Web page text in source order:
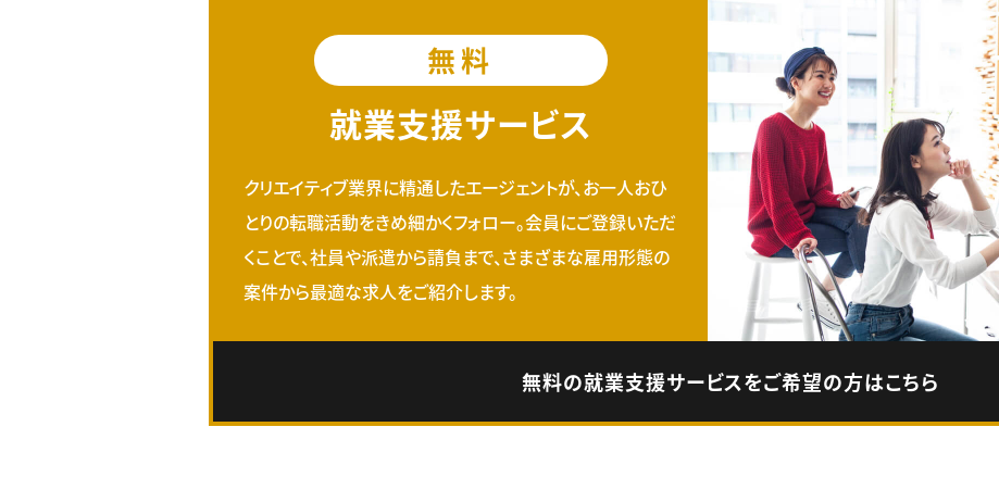
無料
就業支援サービス
クリエイティブ業界に精通したエージェントが、お一人おひ
とりの転職活動をきめ細かくフォロー。会員にご登録いただ
くことで、社員や派遣から請負まで、さまざまな雇用形態の
案件から最適な求人をご紹介します。
無料の就業支援サービスをご希望の方はこちら